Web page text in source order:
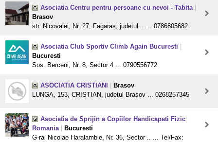
Asociatia Centru pentru persoane cu nevoi - Tabita
Brasov
str. Nicovalei, Nr. 27, Fagaras, judetul .. ... 0786805682
Asociatia Club Sportiv Climb Again Bucuresti
Bucuresti
Sos. Berceni, Nr. 8, Sector 4 ... 0790556772
ASOCIATIA CRISTIANI
Brasov
LUNGA, 153, CRISTIAN, judetul Brasov ... 0268257345
Asociatia de Sprijin a Copiilor Handicapati Fizic
Romania
Bucuresti
G-ral Nicolae Haralambie, Nr. 36, Sector .. ... Tel/Fax: